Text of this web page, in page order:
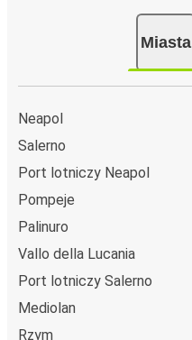
Miasta
Neapol
Salerno
Port lotniczy Neapol
Pompeje
Palinuro
Vallo della Lucania
Port lotniczy Salerno
Mediolan
Rzym